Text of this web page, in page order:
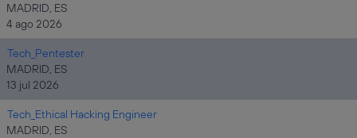
MADRID, ES
4 ago 2026
Tech_Pentester
MADRID, ES
13 jul 2026
Tech_Ethical Hacking Engineer
MADRID, ES